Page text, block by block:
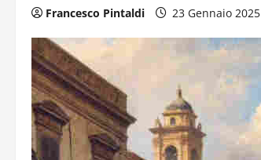
Francesco Pintaldi 23 Gennaio 2025